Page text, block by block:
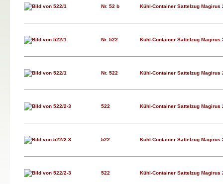
Nr. 52 b Kühl-Container Sattelzug Magirus
Nr. 522 Kühl-Container Sattelzug Magirus
Nr. 522 Kühl-Container Sattelzug Magirus
522 Kühl-Container Sattelzug
522 Kühl-Container Sattelzug
522 Kühl-Container Sattelzug